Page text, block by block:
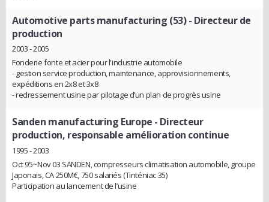
Automotive parts manufacturing (53)- Directeur de
production
2003 - 2005
Fonderie fonte et acier pour l'industrie automobile
- gestion service production, maintenance, approvisionnements,
expéditions en 2x8 et 3x8
- redressement usine par pilotage d’un plan de progrès usine
Sanden manufacturing Europe - Directeur
production, responsable amélioration continue
1995 - 2003
Oct 95~Nov 03 SANDEN, compresseurs climatisation automobile, groupe
Japonais, CA 250M€, 750 salariés (Tinténiac 35)
Participation au lancement de l’usine